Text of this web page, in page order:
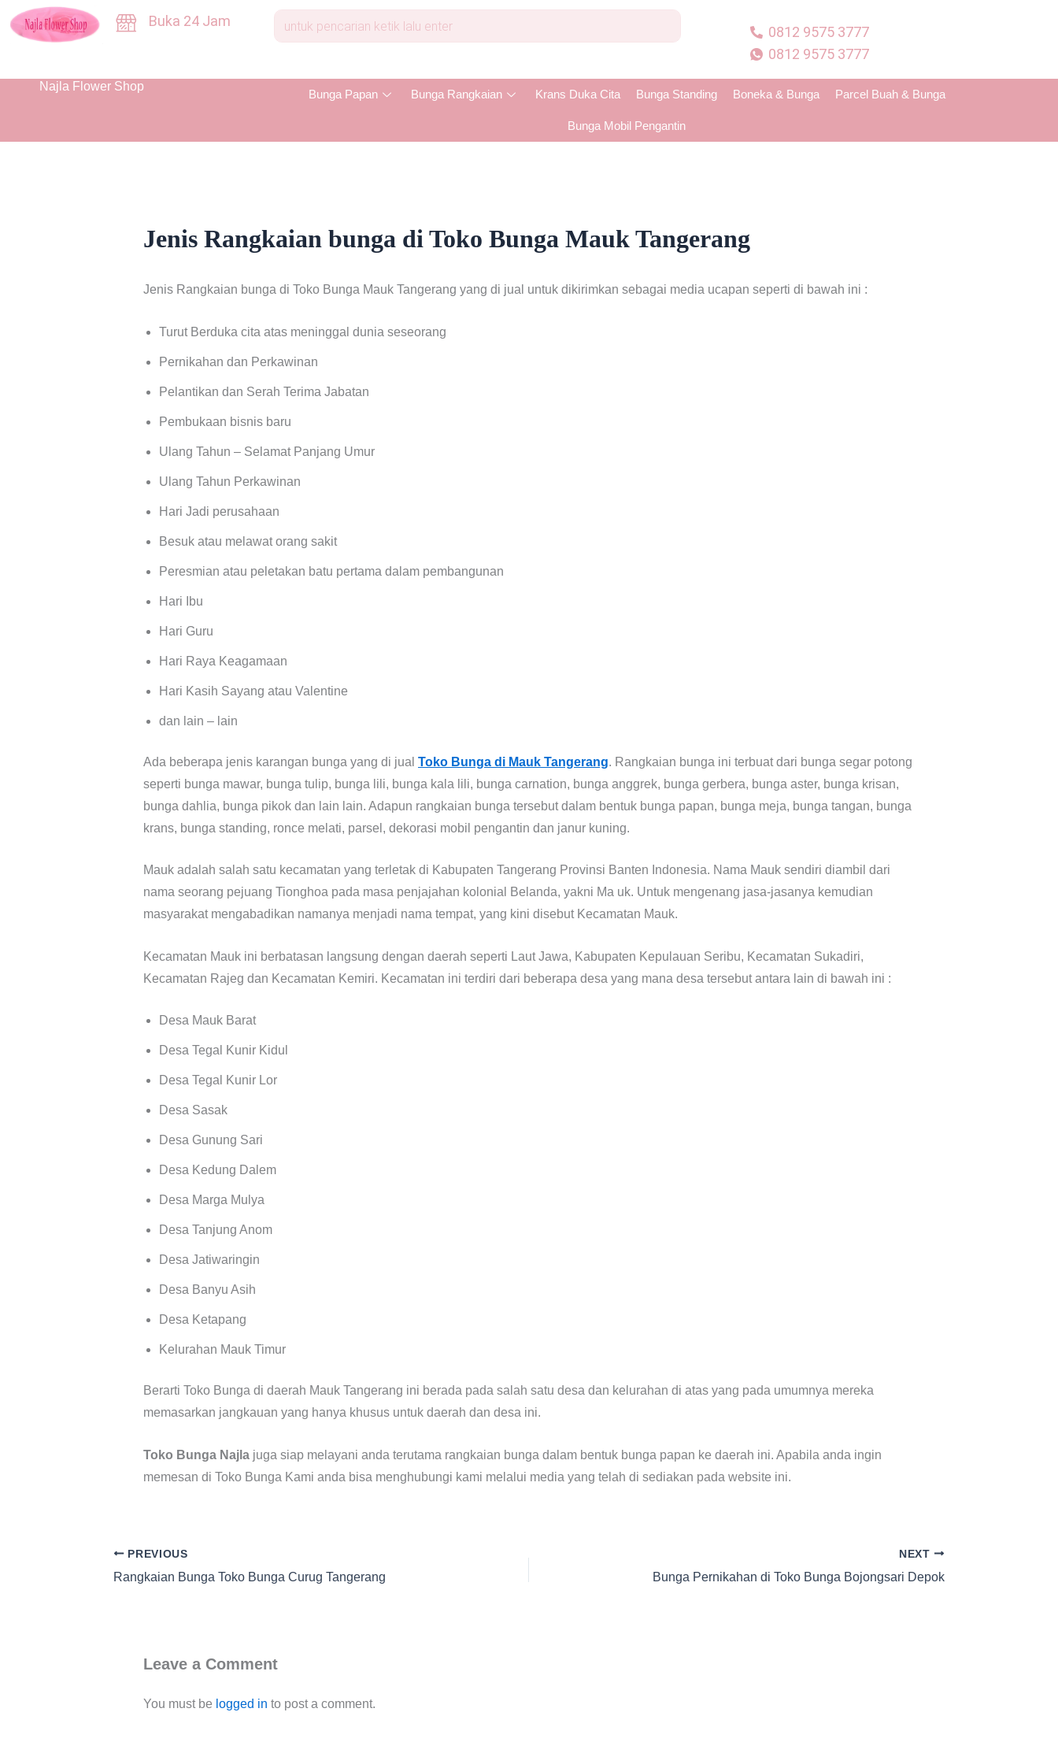
Skip
Buka 24 Jam
0812 9575 3777
0812 9575 3777
Najla Flower Shop
Bunga Papan Bunga Rangkaian Krans Duka Cita Bunga Standing Boneka & Bunga Parcel Buah & Bunga
Bunga Mobil Pengantin
Jenis Rangkaian bunga di Toko Bunga Mauk Tangerang
Jenis Rangkaian bunga di Toko Bunga Mauk Tangerang yang di jual untuk dikirimkan sebagai media ucapan seperti di bawah ini :
Turut Berduka cita atas meninggal dunia seseorang
Pernikahan dan Perkawinan
Pelantikan dan Serah Terima Jabatan
Pembukaan bisnis baru
Ulang Tahun – Selamat Panjang Umur
Ulang Tahun Perkawinan
Hari Jadi perusahaan
Besuk atau melawat orang sakit
Peresmian atau peletakan batu pertama dalam pembangunan
Hari Ibu
Hari Guru
Hari Raya Keagamaan
Hari Kasih Sayang atau Valentine
dan lain – lain
Ada beberapa jenis karangan bunga yang di jual Toko Bunga di Mauk Tangerang. Rangkaian bunga ini terbuat dari bunga segar potong
seperti bunga mawar, bunga tulip, bunga lili, bunga kala lili, bunga carnation, bunga anggrek, bunga gerbera, bunga aster, bunga krisan,
bunga dahlia, bunga pikok dan lain lain. Adapun rangkaian bunga tersebut dalam bentuk bunga papan, bunga meja, bunga tangan, bunga
krans, bunga standing, ronce melati, parsel, dekorasi mobil pengantin dan janur kuning.
Mauk adalah salah satu kecamatan yang terletak di Kabupaten Tangerang Provinsi Banten Indonesia. Nama Mauk sendiri diambil dari
nama seorang pejuang Tionghoa pada masa penjajahan kolonial Belanda, yakni Ma uk. Untuk mengenang jasa-jasanya kemudian
masyarakat mengabadikan namanya menjadi nama tempat, yang kini disebut Kecamatan Mauk.
Kecamatan Mauk ini berbatasan langsung dengan daerah seperti Laut Jawa, Kabupaten Kepulauan Seribu, Kecamatan Sukadiri,
Kecamatan Rajeg dan Kecamatan Kemiri. Kecamatan ini terdiri dari beberapa desa yang mana desa tersebut antara lain di bawah ini :
Desa Mauk Barat
Desa Tegal Kunir Kidul
Desa Tegal Kunir Lor
Desa Sasak
Desa Gunung Sari
Desa Kedung Dalem
Desa Marga Mulya
Desa Tanjung Anom
Desa Jatiwaringin
Desa Banyu Asih
Desa Ketapang
Kelurahan Mauk Timur
Berarti Toko Bunga di daerah Mauk Tangerang ini berada pada salah satu desa dan kelurahan di atas yang pada umumnya mereka
memasarkan jangkauan yang hanya khusus untuk daerah dan desa ini.
Toko Bunga Najla juga siap melayani anda terutama rangkaian bunga dalam bentuk bunga papan ke daerah ini. Apabila anda ingin
memesan di Toko Bunga Kami anda bisa menghubungi kami melalui media yang telah di sediakan pada website ini.
PREVIOUS
Rangkaian Bunga Toko Bunga Curug Tangerang
NEXT
Bunga Pernikahan di Toko Bunga Bojongsari Depok
Leave a Comment
You must be logged in to post a comment.